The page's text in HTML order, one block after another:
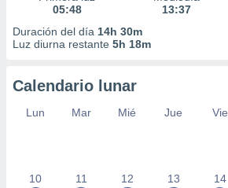
05:48
13:37
Duración del día 14h 30m
Luz diurna restante 5h 18m
Calendario lunar
Lun Mar Mié Jue Vie
10 11 12 13 14